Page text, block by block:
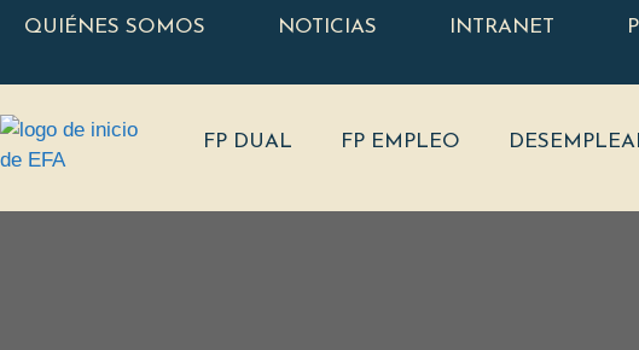
QUIÉNES SOMOS NOTICIAS INTRANET
FP DUAL FP EMPLEO